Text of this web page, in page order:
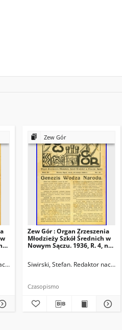
Zew Gór
Zew Gór : Organ Zrzeszenia
Młodzieży Szkół Średnich w
Nowym Sączu. 1936, R. 4, nr
Siwirski, Stefan. Redaktor naczelny
Czasopismo